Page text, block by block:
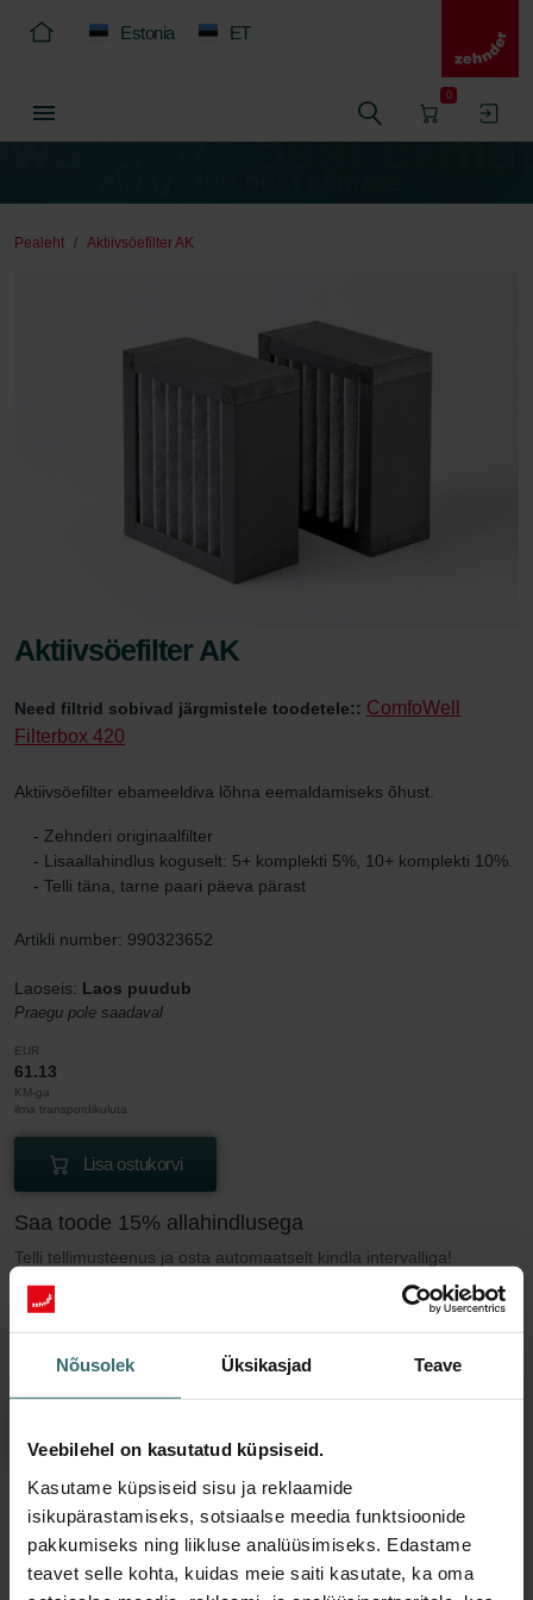
Nõusolek Üksikasjad Teave
Veebilehel on kasutatud küpsiseid.
Kasutame küpsiseid sisu ja reklaamide
isikupärastamiseks, sotsiaalse meedia funktsioonide
pakkumiseks ning liikluse analüüsimiseks. Edastame
teavet selle kohta, kuidas meie saiti kasutate, ka oma
Estonia ET
0
Pealeht Aktiivsöefilter AK
Aktiivsöefilter AK
Need filtrid sobivad järgmistele toodetele:: ComfoWell
Filterbox 420
Aktiivsöefilter ebameeldiva lõhna eemaldamiseks õhust.
- Zehnderi originaalfilter
- Lisaallahindlus koguselt: 5+ komplekti 5%, 10+ komplekti 10%.
- Telli täna, tarne paari päeva pärast
Artikli number: 990323652
Laoseis: Laos puudub
Praegu pole saadaval
EUR
61.13
KM-ga
ilma transpordikuluta
Lisa ostukorvi
Saa toode 15% allahindlusega
Telli tellimusteenus ja osta automaatselt kindla intervalliga!
(Pakkumine eraklientidele)
Rohkem infot meie Aktiivsöefilter AK kohta
Aktiivsöefilter ebameeldiva lõhna eemaldamiseks õhust.